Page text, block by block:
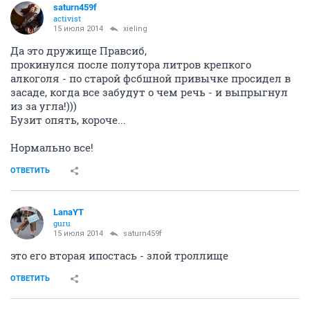
saturn459f
activist
15 июля 2014 xieling
Да это дружище Правсиб,
прокинулся после полутора литров крепкого
алкоголя - по старой фсбшной привычке просидел в
засаде, когда все забудут о чем речь - и выпрыгнул
из за угла!)))
Бузит опять, короче...
Нормально все!
ОТВЕТИТЬ
LanaYT
guru
15 июля 2014 saturn459f
это его вторая ипостась - злой троллище
ОТВЕТИТЬ